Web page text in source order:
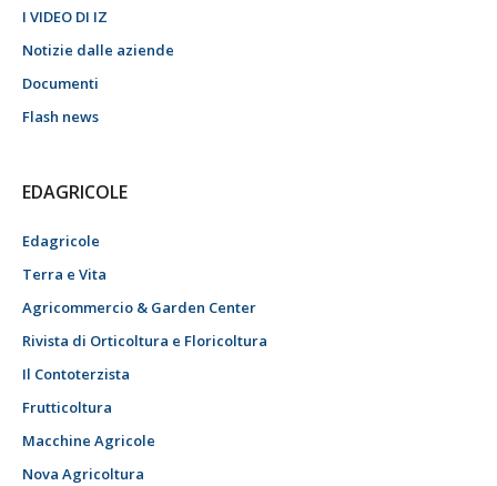
I VIDEO DI IZ
Notizie dalle aziende
Documenti
Flash news
EDAGRICOLE
Edagricole
Terra e Vita
Agricommercio & Garden Center
Rivista di Orticoltura e Floricoltura
Il Contoterzista
Frutticoltura
Macchine Agricole
Nova Agricoltura